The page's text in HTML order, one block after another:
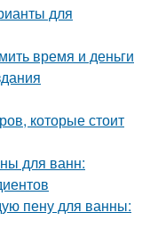
для
время и деньги
которые стоит
для ванн:
пену для ванны: